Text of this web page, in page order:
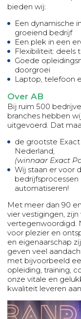
bieden wij:
Een dynamische
groeiend bedrijf
Een plek in een
Flexibiliteit: deels
Goede
doorgroei
Laptop, telefoon
Over AB
Bij ruim 500
branches hebben
uitgevoerd. Dat
de grootste
Nederland;
(winnaar Exact
Wij staan er voor
automatiseren!
Met meer dan 90
vier vestigingen,
vertegenwoordigd.
voor plezier en
en eigenaarschap
geven veel
met bijvoorbeeld
opleiding, training,
onze vitale en
kwaliteit leveren